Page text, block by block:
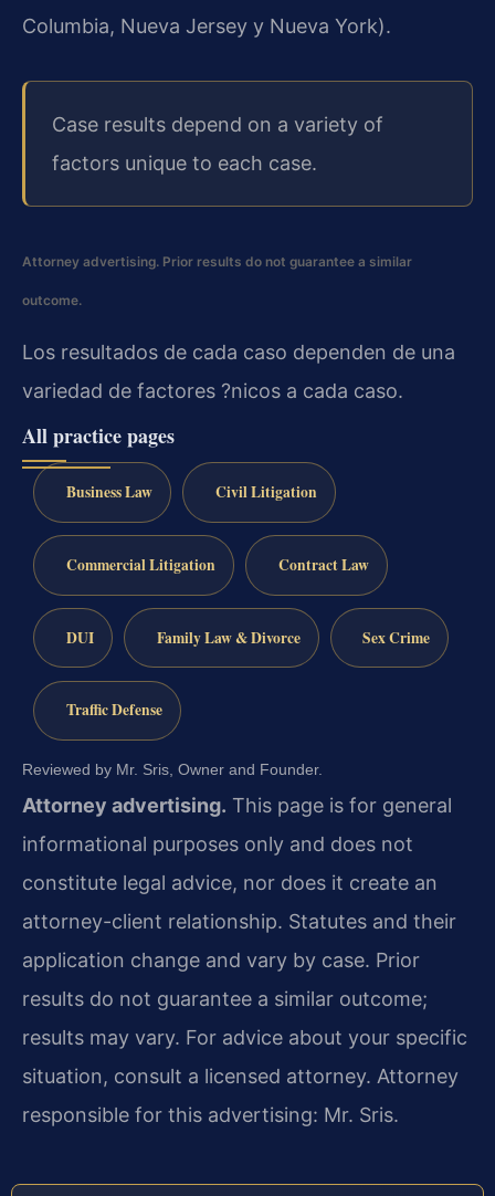
Columbia, Nueva Jersey y Nueva York).
Case results depend on a variety of
factors unique to each case.
Attorney advertising. Prior results do not guarantee a similar
outcome.
Los resultados de cada caso dependen de una
variedad de factores ?nicos a cada caso.
All practice pages
Business Law Civil Litigation
Commercial Litigation Contract Law
DUI Family Law & Divorce Sex Crime
Traffic Defense
Reviewed by Mr. Sris, Owner and Founder.
Attorney advertising. This page is for general
informational purposes only and does not
constitute legal advice, nor does it create an
attorney-client relationship. Statutes and their
application change and vary by case. Prior
results do not guarantee a similar outcome;
results may vary. For advice about your specific
situation, consult a licensed attorney. Attorney
responsible for this advertising: Mr. Sris.